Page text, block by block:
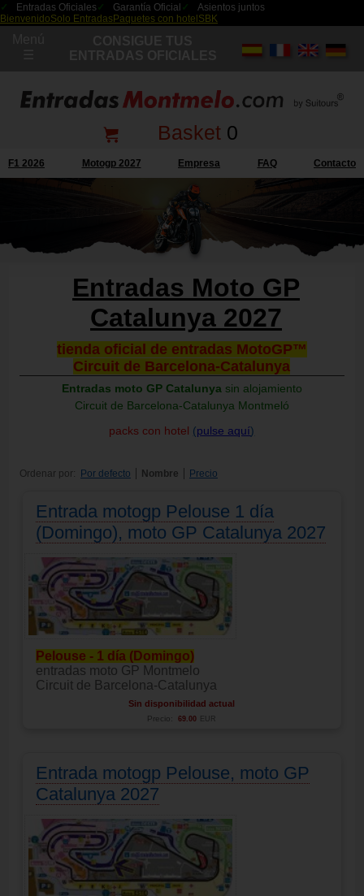
Entradas Oficiales Garantía Oficial
Asientos juntos
BienvenidoSolo Entradas Paquetes con hotel SBK
Basket0
F1 2026 Motogp 2027 Empresa FAQ Contacto
Entradas Moto GP
Catalunya 2027
tienda oficial de entradas MotoGP™
Circuit de Barcelona-Catalunya
Entradas moto GP Catalunya sin alojamiento
Circuit de Barcelona-Catalunya Montmeló
packs con hotel (pulse aquí)
Ordenar por: Por defecto Nombre Precio
Entrada motogp Pelouse 1 día
(Domingo), moto GP Catalunya 2027
Pelouse - 1 día (Domingo)
entradas moto GP Montmelo
Circuit de Barcelona-Catalunya
Sin disponibilidad actual
Precio: 69.00 EUR
Entrada motogp Pelouse, moto GP
Catalunya 2027